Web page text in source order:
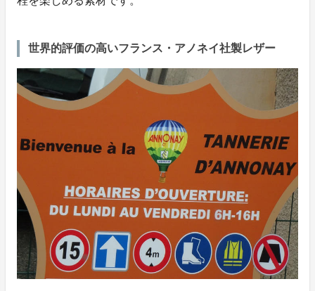
世界的評価の高いフランス・アノネイ社製レザー